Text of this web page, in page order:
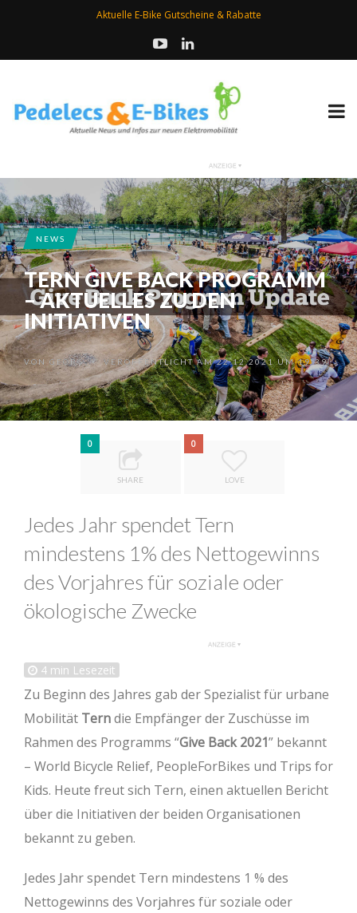
Aktuelle E-Bike Gutscheine & Rabatte
NEWS
TERN GIVE BACK PROGRAMM
– AKTUELLES ZU DEN
INITIATIVEN
VONGEORG • VERÖFFENTLICHT AM 22.12.2021 UM 19:39
0
SHARE
0
LOVE
Jedes Jahr spendet Tern
mindestens 1% des Nettogewinns
des Vorjahres für soziale oder
ökologische Zwecke
4 min Lesezeit
Zu Beginn des Jahres gab der Spezialist für urbane
Mobilität Terndie Empfänger der Zuschüsse im
Rahmen des Programms “Give Back 2021” bekannt
– World Bicycle Relief, PeopleForBikes und Trips for
Kids. Heute freut sich Tern, einen aktuellen Bericht
über die Initiativen der beiden Organisationen
bekannt zu geben.
Jedes Jahr spendet Tern mindestens 1 % des
Nettogewinns des Vorjahres für soziale oder